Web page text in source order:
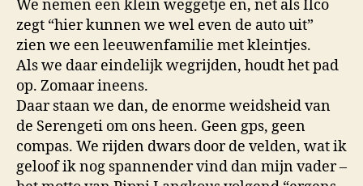
We nemen een klein weggetje en, net als Ilco
zegt “hier kunnen we wel even de auto uit”
zien we een leeuwenfamilie met kleintjes.
Als we daar eindelijk wegrijden, houdt het pad
op. Zomaar ineens.
Daar staan we dan, de enorme weidsheid van
de Serengeti om ons heen. Geen gps, geen
compas. We rijden dwars door de velden, wat ik
geloof ik nog spannender vind dan mijn vader –